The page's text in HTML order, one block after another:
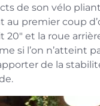
de son vélo
au premier coup
20″ et la roue
si l’on n’atteint
de la